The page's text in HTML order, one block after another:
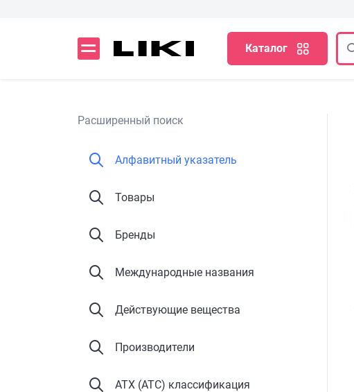
Каталог
Расширенный поиск
Алфавитный указатель
Товары
Бренды
Международные названия
Действующие вещества
Производители
АТХ (ATC) классификация